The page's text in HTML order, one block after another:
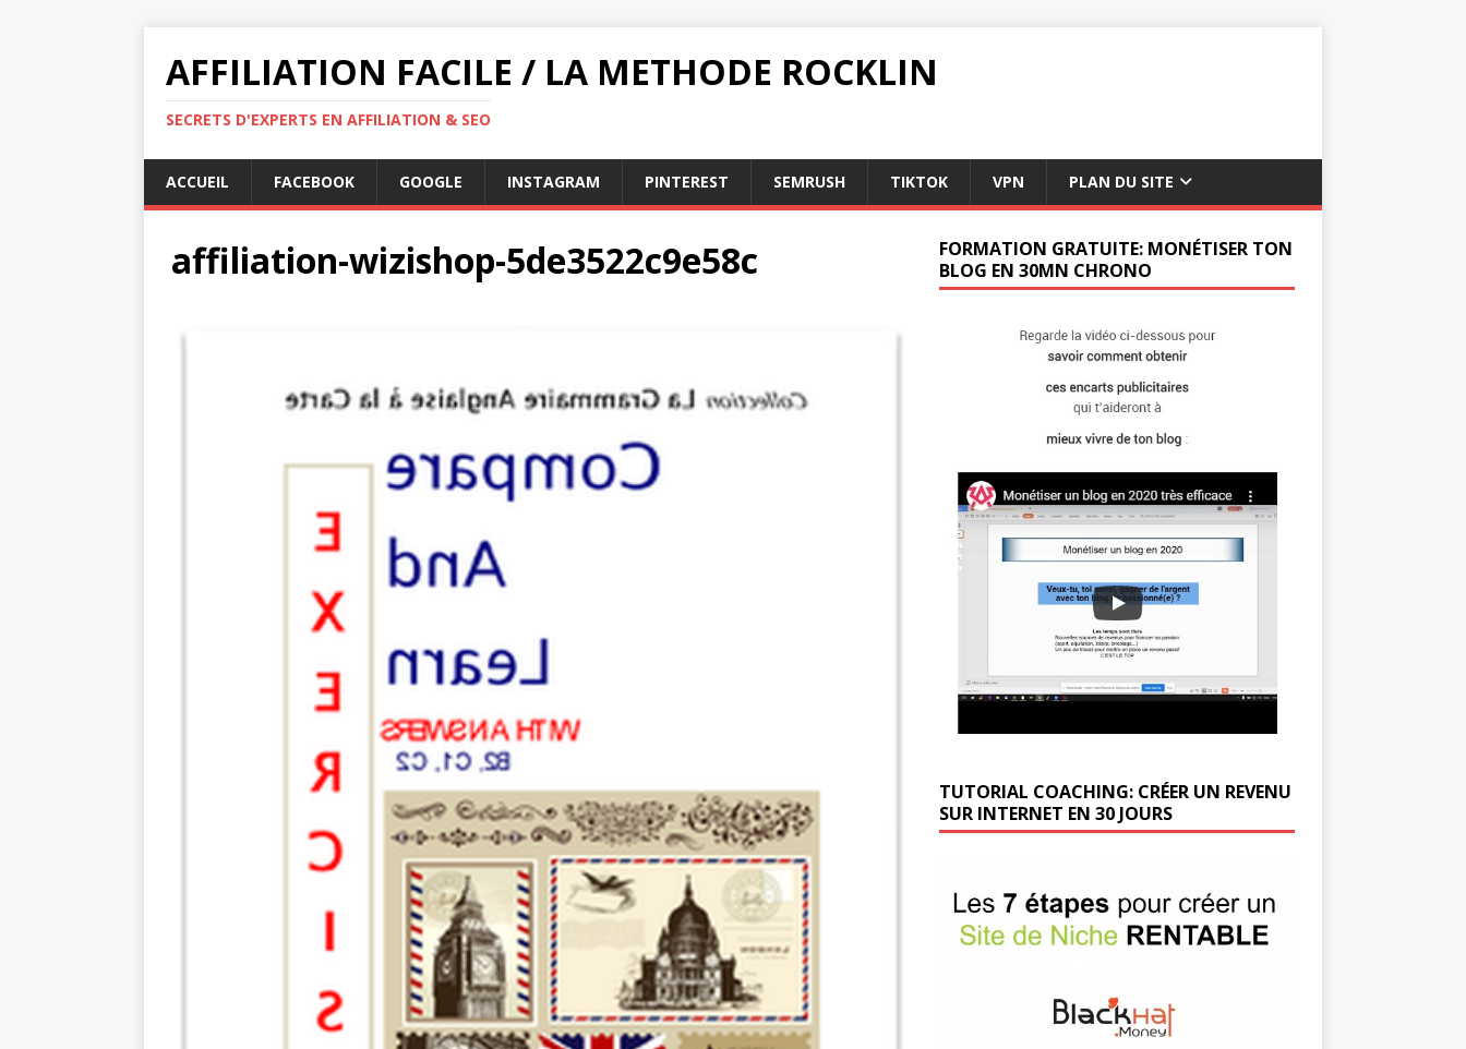
AFFILIATION FACILE / LA METHODE ROCKLIN
SECRETS D'EXPERTS EN AFFILIATION & SEO
ACCUEIL FACEBOOK GOOGLE INSTAGRAM PINTEREST SEMRUSH TIKTOK VPN PLAN DU SITE
affiliation-wizishop-5de3522c9e58c
FORMATION GRATUITE: MONÉTISER TON
BLOG EN 30MN CHRONO
TUTORIAL COACHING: CRÉER UN REVENU
SUR INTERNET EN 30 JOURS